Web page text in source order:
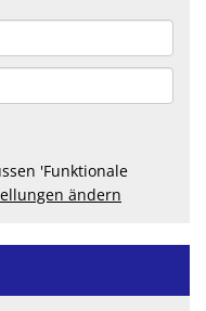
'Funktionale
ändern